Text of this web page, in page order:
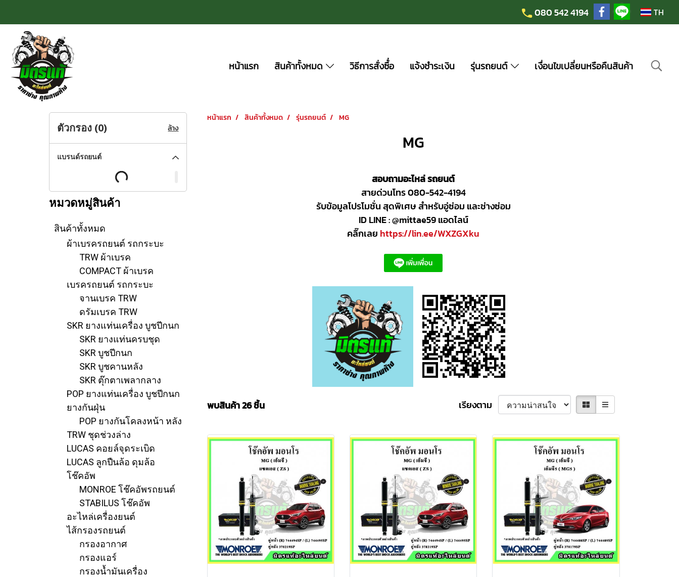
080 542 4194 TH
หน้าแรก สินค้าทั้งหมด วิธีการสั่งซื้่อ แจ้งชำระเงิน รุ่นรถยนต์ เงื่อนไขเปลี่ยนหรือคืนสินค้า
หน้าแรก สินค้าทั้งหมด รุ่นรถยนต์ MG
MG
สอบถามอะไหล่ รถยนต์
สายด่วนโทร 080-542-4194
รับข้อมูลโปรโมชั่น สุดพิเศษ สำหรับอู่ซ่อม และช่างซ่อม
ID LINE : @mittae59 แอดไลน์
คลิ๊กเลย https://lin.ee/WXZGXku
พบสินค้า 26 ชิ้น เรียงตาม
ตัวกรอง (0) ล้าง
แบรนด์รถยนต์
หมวดหมู่สินค้า
สินค้าทั้งหมด
ผ้าเบรครถยนต์ รถกระบะ
TRW ผ้าเบรค
COMPACT ผ้าเบรค
เบรครถยนต์ รถกระบะ
จานเบรค TRW
ดรัมเบรค TRW
SKR ยางแท่นเครื่อง บูชปีกนก
SKR ยางแท่นครบชุด
SKR บูชปีกนก
SKR บูชคานหลัง
SKR ตุ๊กตาเพลากลาง
POP ยางแท่นเครื่อง บูชปีกนก
ยางกันฝุ่น
POP ยางกันโคลงหน้า หลัง
TRW ชุดช่วงล่าง
LUCAS คอยล์จุดระเบิด
LUCAS ลูกปืนล้อ ดุมล้อ
โช๊คอัพ
MONROE โช๊คอัพรถยนต์
STABILUS โช๊คอัพ
อะไหล่เครื่องยนต์
ไส้กรองรถยนต์
กรองอากาศ
กรองแอร์
กรองน้ำมันเครื่อง